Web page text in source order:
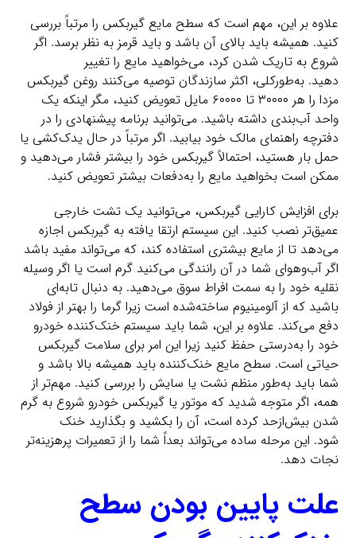
علاوه بر این، مهم است که سطح مایع گیربکس را مرتباً بررسی
کنید. همیشه باید بالای آن باشد و باید قرمز به نظر برسد. اگر
شروع به تاریک شدن کرد، می‌خواهید مایع را تغییر
دهید. به‌طورکلی، اکثر سازندگان توصیه می‌کنند روغن گیربکس
مزدا را هر ۳۰۰۰۰ تا ۶۰۰۰۰ مایل تعویض کنید، مگر اینکه یک
واحد آب‌بندی داشته باشید. می‌توانید برنامه پیشنهادی را در
دفترچه راهنمای مالک خود بیابید. اگر مرتباً در حال یدک‌کشی یا
حمل بار هستید، احتمالاً گیربکس خود را بیشتر فشار می‌دهید و
ممکن است بخواهید مایع را به‌دفعات بیشتر تعویض کنید.
برای افزایش کارایی گیربکس، می‌توانید یک تشت خارجی
عمیق‌تر نصب کنید. این سیستم ارتقا یافته به گیربکس اجازه
می‌دهد تا از مایع بیشتری استفاده کند، که می‌تواند مفید باشد
اگر آب‌وهوای شما در آن رانندگی می‌کنید گرم است یا اگر وسیله
نقلیه خود را به سمت افراط سوق می‌دهید. به دنبال تابه‌ای
باشید که از آلومینیوم ساخته‌شده است زیرا گرما را بهتر از فولاد
دفع می‌کند. علاوه بر این، شما باید سیستم خنک‌کننده خودرو
خود را به‌درستی حفظ کنید زیرا این امر برای سلامت گیربکس
حیاتی است. سطح مایع خنک‌کننده باید همیشه بالا باشد و
شما باید به‌طور منظم نشت یا سایش را بررسی کنید. مهم‌تر از
همه، اگر متوجه شدید که موتور یا گیربکس خودرو شروع به گرم
شدن بیش‌ازحد کرده است، آن را بکشید و بگذارید خنک
شود. این مرحله ساده می‌تواند بعداً شما را از تعمیرات پرهزینه‌تر
نجات دهد.
علت پایین بودن سطح